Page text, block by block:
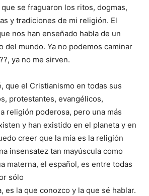
se fraguaron los ritos, dogmas,
y tradiciones de mi religión. El
nos han enseñado habla de un
del mundo. Ya no podemos caminar
ya no me sirven.
que el Cristianismo en todas sus
protestantes, evangélicos,
religión poderosa, pero una más
y han existido en el planeta y en
creer que la mía es la religión
insensatez tan mayúscula como
materna, el español, es entre todas
sólo
es la que conozco y la que sé hablar.